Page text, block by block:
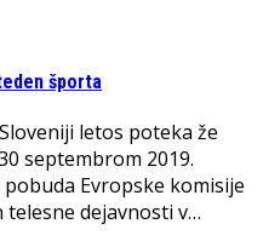
športa
letos poteka že
septembrom 2019.
Evropske komisije
dejavnosti v…